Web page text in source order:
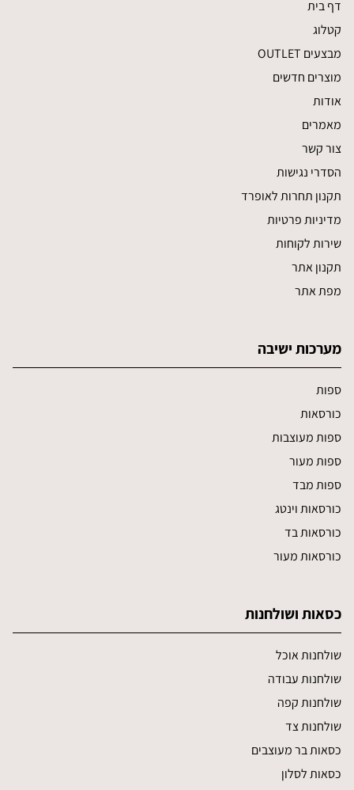
דף בית
קטלוג
מבצעים OUTLET
מוצרים חדשים
אודות
מאמרים
צור קשר
הסדרי נגישות
תקנון תחרות לאופרד
מדיניות פרטיות
שירות לקוחות
תקנון אתר
מפת אתר
מערכות ישיבה
ספות
כורסאות
ספות מעוצבות
ספות מעור
ספות מבד
כורסאות וינטג
כורסאות בד
כורסאות מעור
כסאות ושולחנות
שולחנות אוכל
שולחנות עבודה
שולחנות קפה
שולחנות צד
כסאות בר מעוצבים
כסאות לסלון